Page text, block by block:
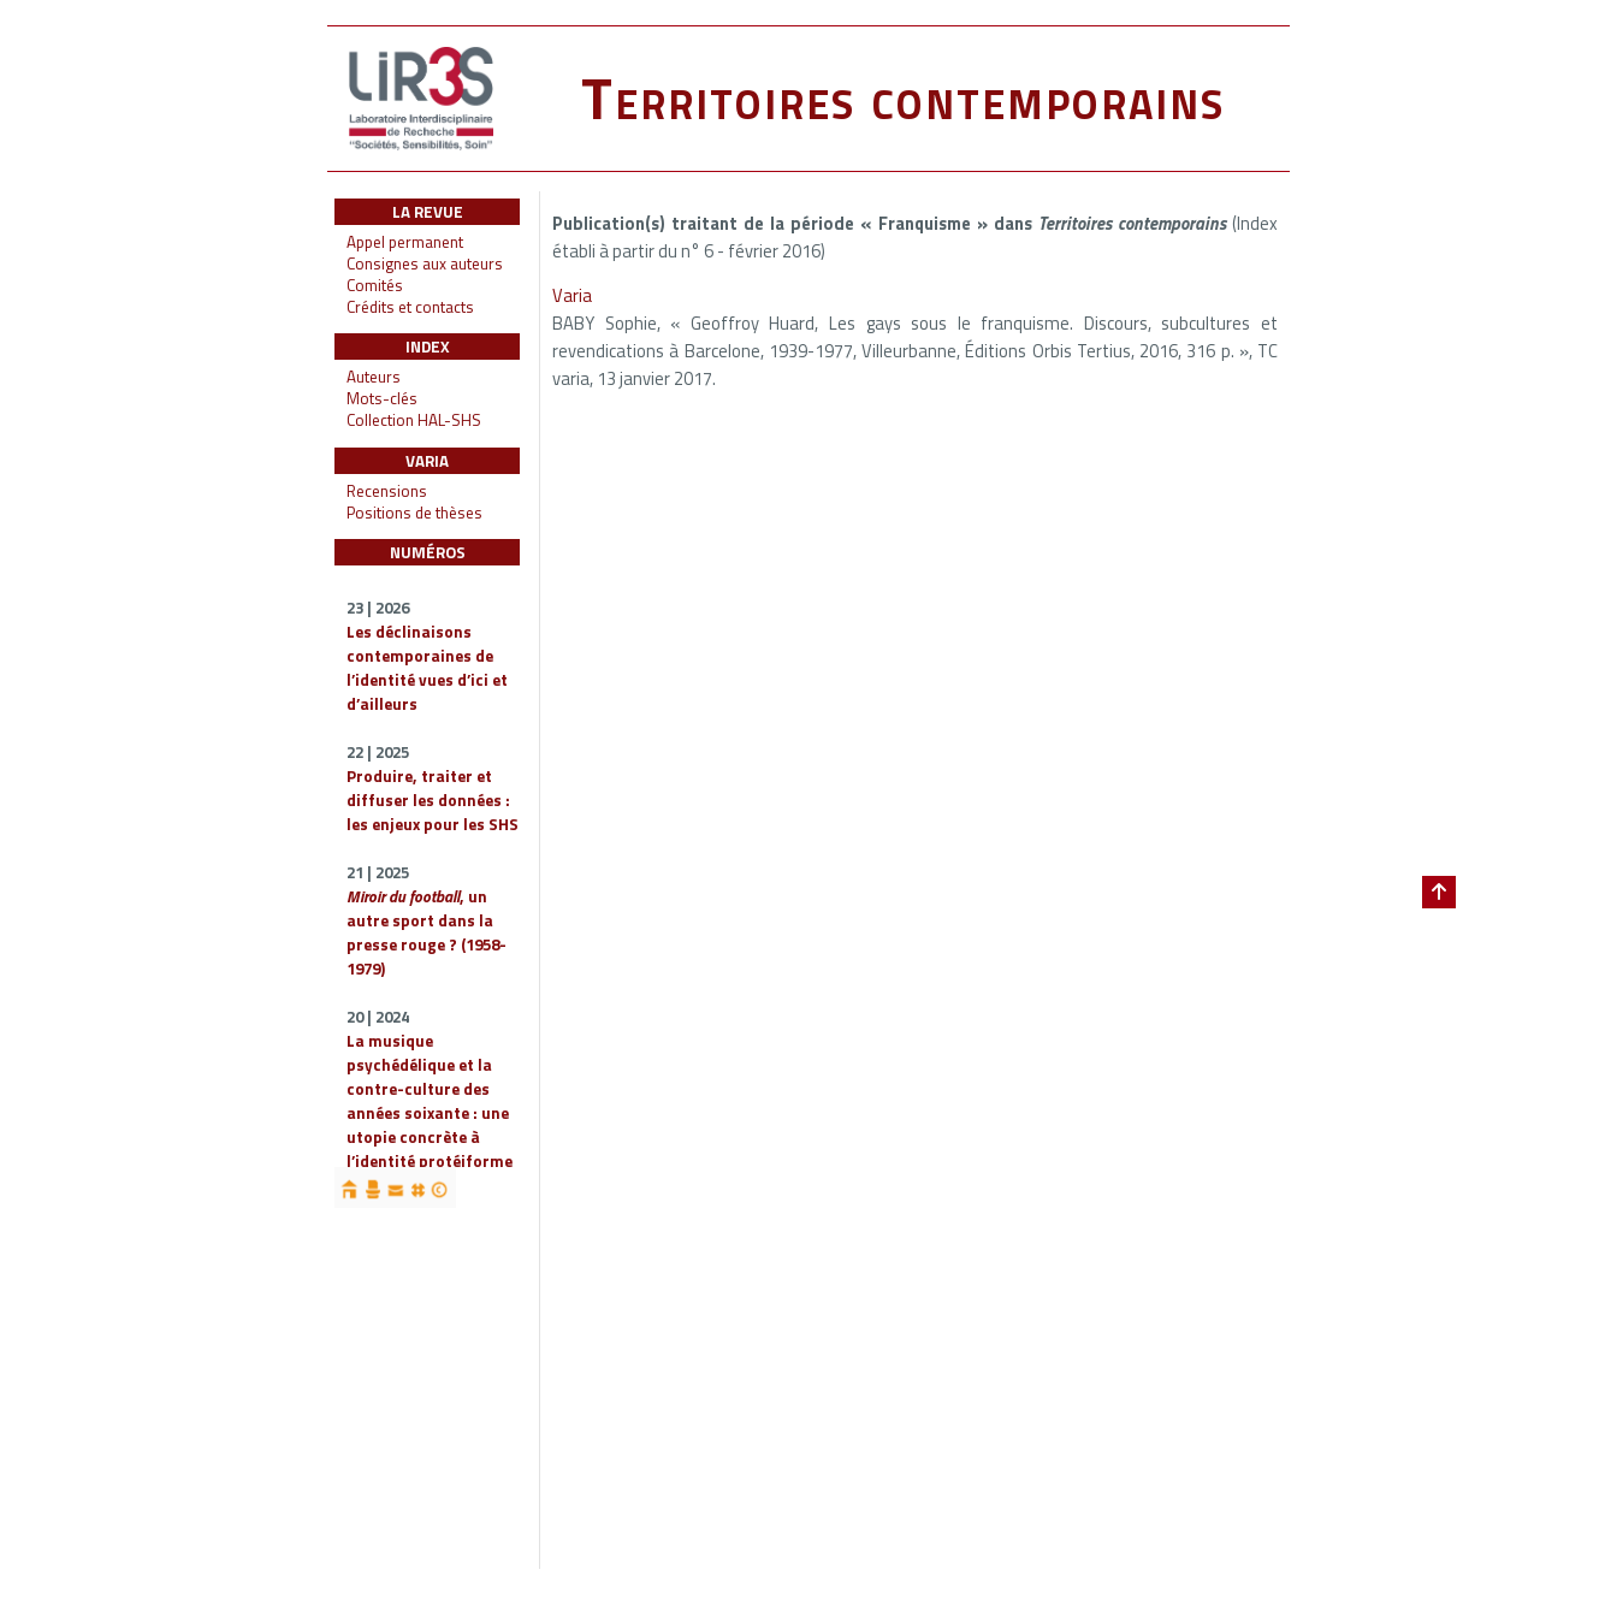
Territoires contemporains
LA REVUE
Appel permanent
Consignes aux auteurs
Comités
Crédits et contacts
INDEX
Auteurs
Mots-clés
Collection HAL-SHS
VARIA
Recensions
Positions de thèses
NUMÉROS
23 | 2026
Les déclinaisons
contemporaines de
l’identité vues d’ici et
d’ailleurs
22 | 2025
Produire, traiter et
diffuser les données :
les enjeux pour les SHS
21 | 2025
Miroir du football, un
autre sport dans la
presse rouge ? (1958-
1979)
20 | 2024
La musique
psychédélique et la
contre-culture des
années soixante : une
utopie concrète à
l’identité protéiforme
devenue « réalité
Publication(s) traitant de la période « Franquisme » dans Territoires contemporains (Index
établi à partir du n° 6 - février 2016)
Varia
BABY Sophie, « Geoffroy Huard, Les gays sous le franquisme. Discours, subcultures et
revendications à Barcelone, 1939-1977, Villeurbanne, Éditions Orbis Tertius, 2016, 316 p. », TC
varia, 13 janvier 2017.